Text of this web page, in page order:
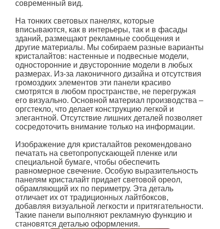
современный вид.
На тонких световых панелях, которые
вписываются, как в интерьеры, так и в фасады
зданий, размещают рекламные сообщения и
другие материалы. Мы собираем разные варианты
кристалайтов: настенные и подвесные модели,
односторонние и двусторонние модели в любых
размерах. Из-за лаконичного дизайна и отсутствия
громоздких элементов эти панели красиво
смотрятся в любом пространстве, не перегружая
его визуально. Основной материал производства –
оргстекло, что делает конструкцию легкой и
элегантной. Отсутствие лишних деталей позволяет
сосредоточить внимание только на информации.
Изображение для кристалайтов рекомендовано
печатать на светопропускающей пленке или
специальной бумаге, чтобы обеспечить
равномерное свечение. Особую выразительность
панелям кристалайтпридает световой ореол,
обрамляющий их по периметру. Эта деталь
отличает их от традиционных лайтбоксов,
добавляя визуальной легкости и притягательности.
Такие панели выполняют рекламную функцию и
становятся деталью оформления.